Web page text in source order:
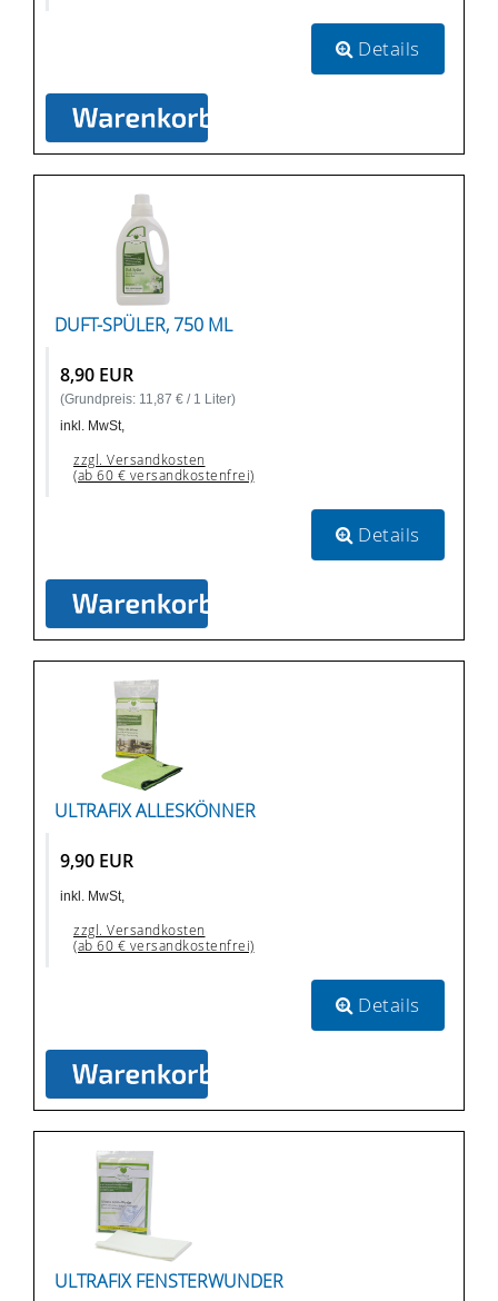
Details
DUFT-SPÜLER, 750 ML
8,90 EUR
(Grundpreis: 11,87 € / 1 Liter)
inkl. MwSt,
zzgl. Versandkosten
(ab 60 € versandkostenfrei)
Details
ULTRAFIX ALLESKÖNNER
9,90 EUR
inkl. MwSt,
zzgl. Versandkosten
(ab 60 € versandkostenfrei)
Details
ULTRAFIX FENSTERWUNDER